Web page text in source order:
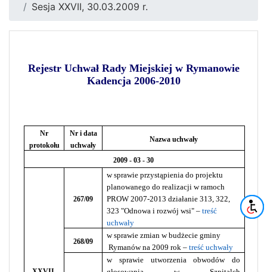
Sesja XXVII, 30.03.2009 r.
Rejestr Uchwał Rady Miejskiej w Rymanowie
Kadencja 2006-2010
Nr
protokołu
Nr i data
uchwały
Nazwa uchwały
2009 - 03 - 30
267/09
w sprawie przystąpienia do projektu
planowanego do realizacji w ramoch
PROW 2007-2013 działanie 313, 322,
323 "Odnowa i rozwój wsi" –treść
uchwały
268/09
w sprawie zmian w budżecie gminy
Rymanów na 2009 rok – treść uchwały
w sprawie utworzenia obwodów do